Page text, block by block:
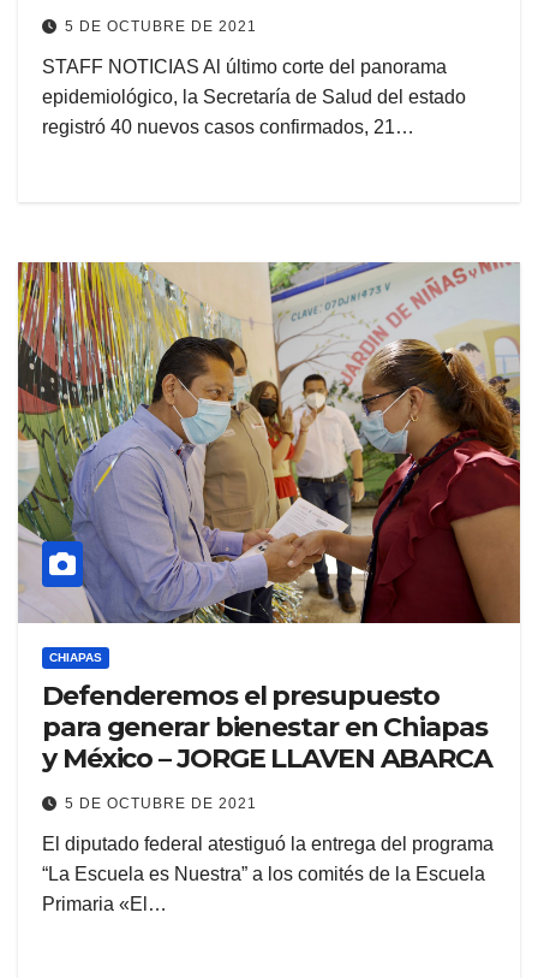
5 DE OCTUBRE DE 2021
STAFF NOTICIAS Al último corte del panorama
epidemiológico, la Secretaría de Salud del estado
registró 40 nuevos casos confirmados, 21…
CHIAPAS
Defenderemos el presupuesto
para generar bienestar en Chiapas
y México – JORGE LLAVEN ABARCA
5 DE OCTUBRE DE 2021
El diputado federal atestiguó la entrega del programa
“La Escuela es Nuestra” a los comités de la Escuela
Primaria «El…